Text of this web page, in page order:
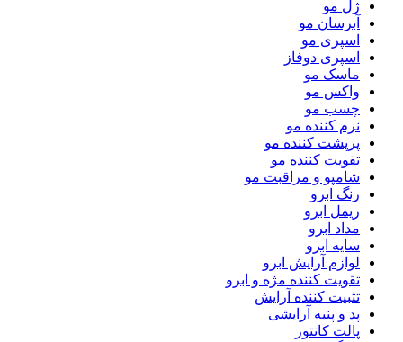
ژل مو
آبرسان مو
اسپری مو
اسپری دوفاز
ماسک مو
واکس مو
چسب مو
نرم کننده مو
پرپشت کننده مو
تقویت کننده مو
شامپو و مراقبت مو
رنگ ابرو
ریمل ابرو
مداد ابرو
سایه ابرو
لوازم آرایش ابرو
تقویت کننده مژه و ابرو
تثبیت کننده آرایش
پد و پنبه آرایشی
پالت کانتور